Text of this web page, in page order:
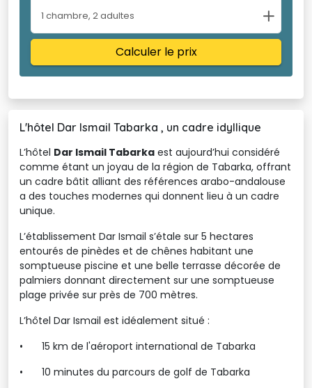
1 chambre, 2adultes
Calculer le prix
L'hôtel Dar Ismail Tabarka , un cadre idyllique
L’hôtel Dar Ismail Tabarka est aujourd’hui considéré
comme étant un joyau de la région de Tabarka, offrant
un cadre bâtit alliant des références arabo-andalouse
a des touches modernes qui donnent lieu à un cadre
unique.
L’établissement Dar Ismail s’étale sur 5 hectares
entourés de pinèdes et de chênes habitant une
somptueuse piscine et une belle terrasse décorée de
palmiers donnant directement sur une somptueuse
plage privée sur près de 700 mètres.
L’hôtel Dar Ismail est idéalement situé :
•
15 km de l'aéroport international de Tabarka
•
10 minutes du parcours de golf de Tabarka